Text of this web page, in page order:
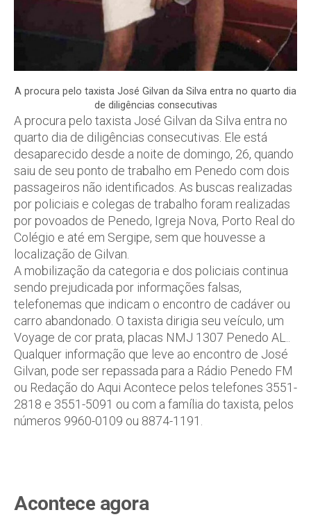
A procura pelo taxista José Gilvan da Silva entra no quarto dia
de diligências consecutivas
A procura pelo taxista José Gilvan da Silva entra no
quarto dia de diligências consecutivas. Ele está
desaparecido desde a noite de domingo, 26, quando
saiu de seu ponto de trabalho em Penedo com dois
passageiros não identificados. As buscas realizadas
por policiais e colegas de trabalho foram realizadas
por povoados de Penedo, Igreja Nova, Porto Real do
Colégio e até em Sergipe, sem que houvesse a
localização de Gilvan.
A mobilização da categoria e dos policiais continua
sendo prejudicada por informações falsas,
telefonemas que indicam o encontro de cadáver ou
carro abandonado. O taxista dirigia seu veículo, um
Voyage de cor prata, placas NMJ 1307 Penedo AL..
Qualquer informação que leve ao encontro de José
Gilvan, pode ser repassada para a Rádio Penedo FM
ou Redação do Aqui Acontece pelos telefones 3551-
2818 e 3551-5091 ou com a família do taxista, pelos
números 9960-0109 ou 8874-1191.
Acontece agora